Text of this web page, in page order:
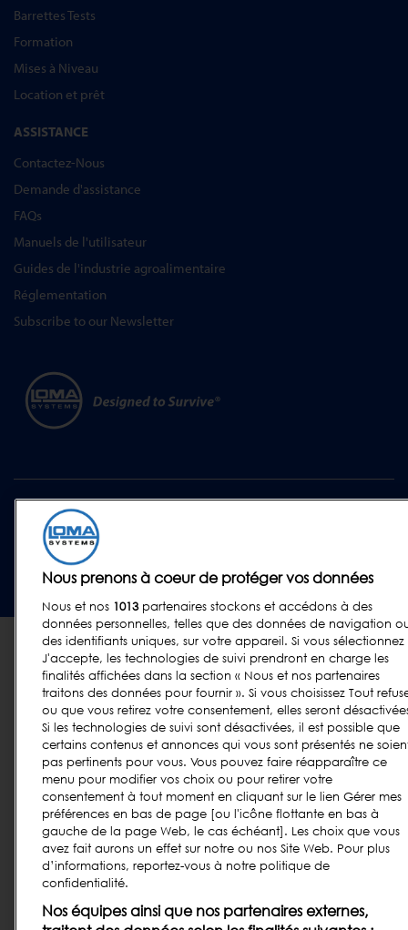
Barrettes Tests
Formation
Mises à Niveau
Location et prêt
ASSISTANCE
Contactez-Nous
Demande d'assistance
FAQs
Manuels de l'utilisateur
Guides de l'industrie agroalimentaire
Réglementation
Subscribe to our Newsletter
Vie privée et cookies
vente|Conditions générales des fournisseurs
sur l'esclavage moderne
© 2026 Loma Systems - A Division of ITW
Nous prenons à coeur de protéger vos données
Nous et nos 1013partenaires stockons et accédons à des
données personnelles, telles que des données de navigation
des identifiants uniques, sur votre appareil. Si vous sélectionnez
J'accepte, les technologies de suivi prendront en charge les
finalités affichées dans la section « Nous et nos partenaires
traitons des données pour fournir ». Si vous choisissez Tout
ou que vous retirez votre consentement, elles seront
Si les technologies de suivi sont désactivées, il est possible que
certains contenus et annonces qui vous sont présentés ne
pas pertinents pour vous. Vous pouvez faire réapparaître ce
menu pour modifier vos choix ou pour retirer votre
consentement à tout moment en cliquant sur le lien Gérer mes
préférences en bas de page [ou l'icône flottante en bas à
gauche de la page Web, le cas échéant]. Les choix que vous
avez fait aurons un effet sur notre ou nos Site Web. Pour plus
d’informations, reportez-vous à notre politique de
confidentialité.
Nos équipes ainsi que nos partenaires externes,